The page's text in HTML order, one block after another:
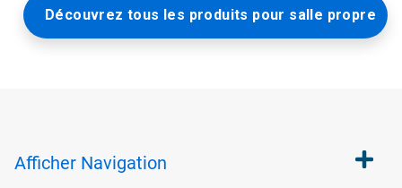
Découvrez tous les produits pour salle propre
Afficher Navigation